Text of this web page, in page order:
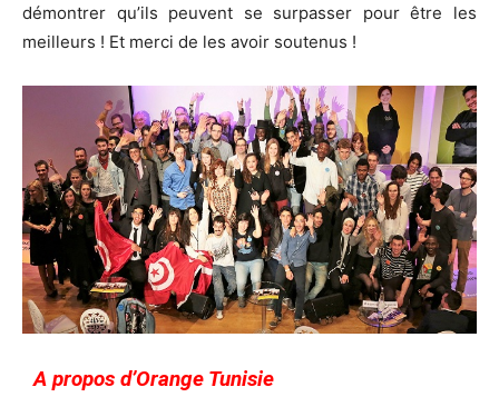
démontrer qu’ils peuvent se surpasser pour être les
meilleurs ! Et merci de les avoir soutenus !
A propos d’Orange Tunisie